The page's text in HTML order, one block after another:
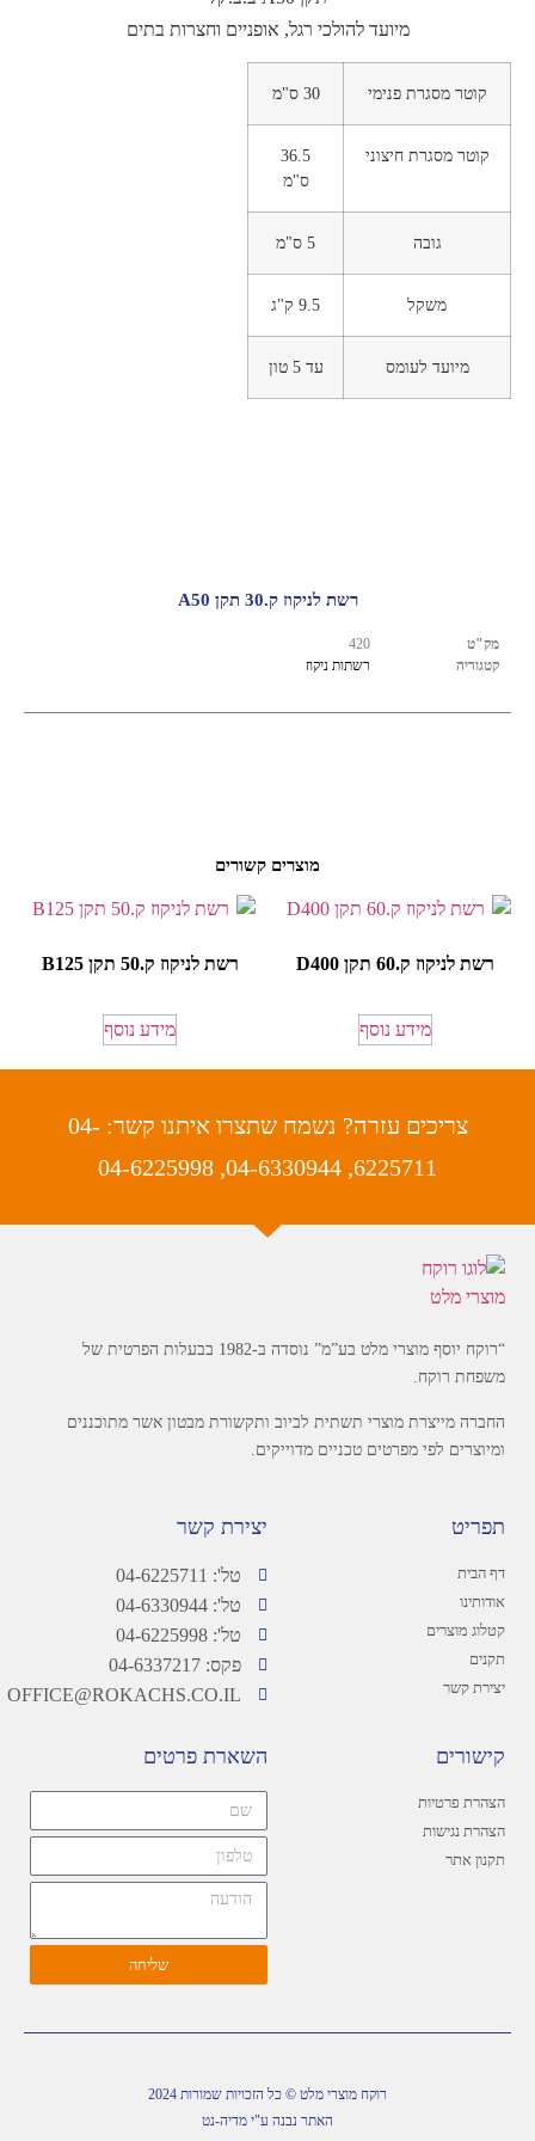
מיועד להולכי רגל, אופניים וחצרות בתים
קוטר מסגרת פנימי 30 ס"מ
קוטר מסגרת חיצוני
36.5
ס"מ
גובה 5 ס"מ
משקל 9.5 ק"ג
מיועד לעומס עד 5 טון
מוצרים קשורים
רשת לניקוז ק.60 תקן D400
מידע נוסף
רשת לניקוז ק.50 תקן B125
מידע נוסף
רשת לניקוז ק.30 תקן A50
מק"ט
420
קטגוריה
רשתות ניקוז
צריכים עזרה? נשמח שתצרו איתנו קשר: 04-
6225711, 04-6330944, 04-6225998
“רוקח יוסף מוצרי מלט בע”מ” נוסדה ב-1982 בבעלות הפרטית של
משפחת רוקח.
החברה מייצרת מוצרי תשתית לביוב ותקשורת מבטון אשר מתוכננים
ומיוצרים לפי מפרטים טכניים מדוייקים.
תפריט
דף הבית
אודותינו
קטלוג מוצרים
תקנים
יצירת קשר
יצירת קשר
טל': 04-6225711
טל': 04-6330944
טל': 04-6225998
פקס: 04-6337217
OFFICE@ROKACHS.CO.IL
קישורים
הצהרת פרטיות
הצהרת נגישות
תקנון אתר
השארת פרטים
שליחה
רוקח מוצרי מלט © כל הזכויות שמורות 2024
האתר נבנה ע"י מדיה-נט